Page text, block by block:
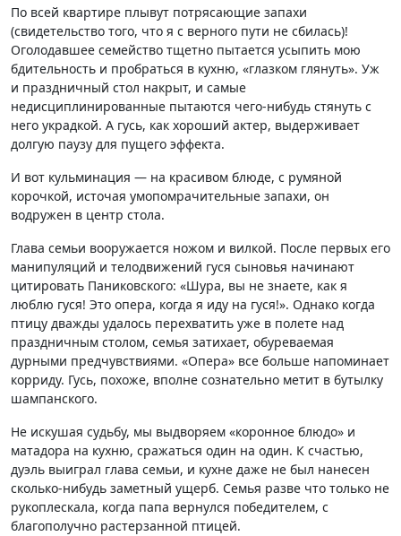
По всей квартире плывут потрясающие запахи
(свидетельство того, что я с верного пути не сбилась)!
Оголодавшее семейство тщетно пытается усыпить мою
бдительность и пробраться в кухню, «глазком глянуть». Уж
и праздничный стол накрыт, и самые
недисциплинированные пытаются чего-нибудь стянуть с
него украдкой. А гусь, как хороший актер, выдерживает
долгую паузу для пущего эффекта.
И вот кульминация — на красивом блюде, с румяной
корочкой, источая умопомрачительные запахи, он
водружен в центр стола.
Глава семьи вооружается ножом и вилкой. После первых его
манипуляций и телодвижений гуся сыновья начинают
цитировать Паниковского: «Шура, вы не знаете, как я
люблю гуся! Это опера, когда я иду на гуся!». Однако когда
птицу дважды удалось перехватить уже в полете над
праздничным столом, семья затихает, обуреваемая
дурными предчувствиями. «Опера» все больше напоминает
корриду. Гусь, похоже, вполне сознательно метит в бутылку
шампанского.
Не искушая судьбу, мы выдворяем «коронное блюдо» и
матадора на кухню, сражаться один на один. К счастью,
дуэль выиграл глава семьи, и кухне даже не был нанесен
сколько-нибудь заметный ущерб. Семья разве что только не
рукоплескала, когда папа вернулся победителем, с
благополучно растерзанной птицей.